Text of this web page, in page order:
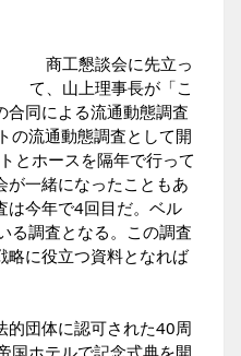
商工懇談会に先立っ
て、山上理事長が「こ
合同による流通動態調査
の流通動態調査として開
とホースを隔年で行って
が一緒になったこともあ
は今年で4回目だ。ベル
る調査となる。この調査
略に役立つ資料となれば
団体に認可された40周
国ホテルで記念式典を開